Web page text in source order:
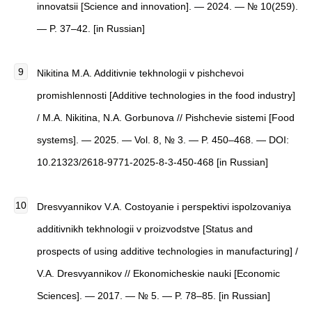
innovatsii [Science and innovation]. — 2024. — № 10(259).
— P. 37–42. [in Russian]
Nikitina M.A. Additivnie tekhnologii v pishchevoi
promishlennosti [Additive technologies in the food industry]
/ M.A. Nikitina, N.A. Gorbunova // Pishchevie sistemi [Food
systems]. — 2025. — Vol. 8, № 3. — P. 450–468. — DOI:
10.21323/2618-9771-2025-8-3-450-468 [in Russian]
Dresvyannikov V.A. Costoyanie i perspektivi ispolzovaniya
additivnikh tekhnologii v proizvodstve [Status and
prospects of using additive technologies in manufacturing] /
V.A. Dresvyannikov // Ekonomicheskie nauki [Economic
Sciences]. — 2017. — № 5. — P. 78–85. [in Russian]